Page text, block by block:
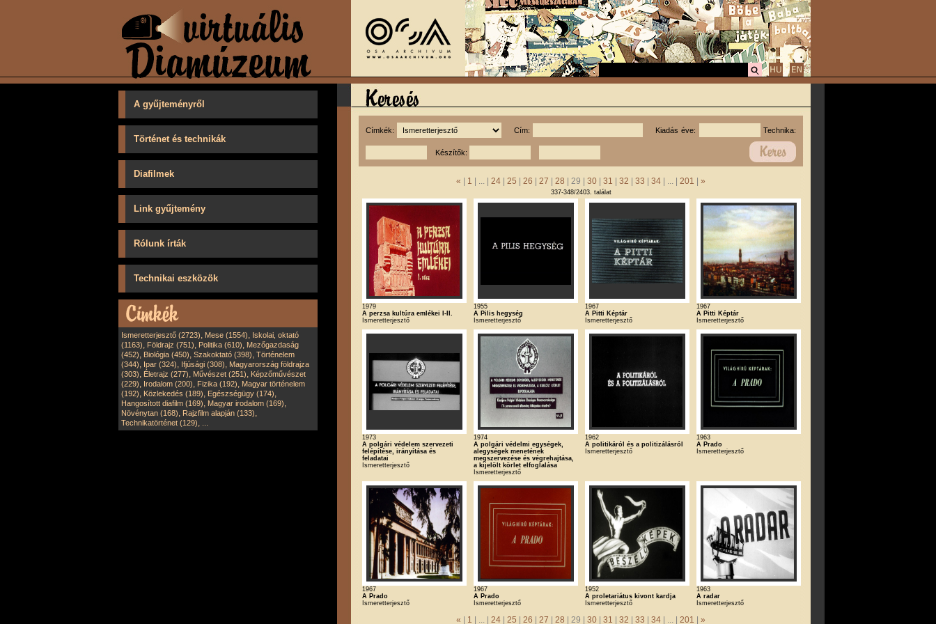
A gyűjteményről
Történet és technikák
Diafilmek
Link gyűjtemény
Rólunk írták
Technikai eszközök
Ismeretterjesztő (2723), Mese (1554), Iskolai, oktató
(1163), Földrajz (751), Politika (610), Mezőgazdaság
(452), Biológia (450), Szakoktató (398), Történelem
(344), Ipar (324), Ifjúsági (308), Magyarország földrajza
(303), Életrajz (277), Művészet (251), Képzőművészet
(229), Irodalom (200), Fizika (192), Magyar történelem
(192), Közlekedés (189), Egészségügy (174),
Hangosított diafilm (169), Magyar irodalom (169),
Növénytan (168), Rajzfilm alapján (133),
Technikatörténet (129),
Címkék: Cím: Kiadás éve: Technika:
Készítők:
« | 1 | ... | 24 | 25 | 26 | 27 | 28 | 29 | 30 | 31 | 32 | 33 | 34 | ... | 201 | »
337-348/2403. találat
1979
A perzsa kultúra emlékei I-II.
Ismeretterjesztő
1955
A Pilis hegység
Ismeretterjesztő
1967
A Pitti Képtár
Ismeretterjesztő
1967
A Pitti Képtár
Ismeretterjesztő
1973
A polgári védelem szervezeti
felépítése, irányítása és
feladatai
Ismeretterjesztő
1974
A polgári védelmi egységek,
alegységek menetének
megszervezése és végrehajtása,
a kijelölt körlet elfoglalása
Ismeretterjesztő
1962
A politikáról és a politizálásról
Ismeretterjesztő
1963
A Prado
Ismeretterjesztő
1967
A Prado
Ismeretterjesztő
1967
A Prado
Ismeretterjesztő
1952
A proletariátus kivont kardja
Ismeretterjesztő
1963
A radar
Ismeretterjesztő
« | 1 | ... | 24 | 25 | 26 | 27 | 28 | 29 | 30 | 31 | 32 | 33 | 34 | ... | 201 | »